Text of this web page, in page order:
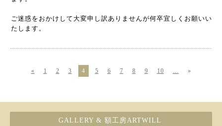
ご迷惑をおかけして大変申し訳ありませんが何卒宜しくお願いい
たします。
« 1 2 3 4 5 6 7 8 9 10 »
GALLERY & 額工房ARTWILL